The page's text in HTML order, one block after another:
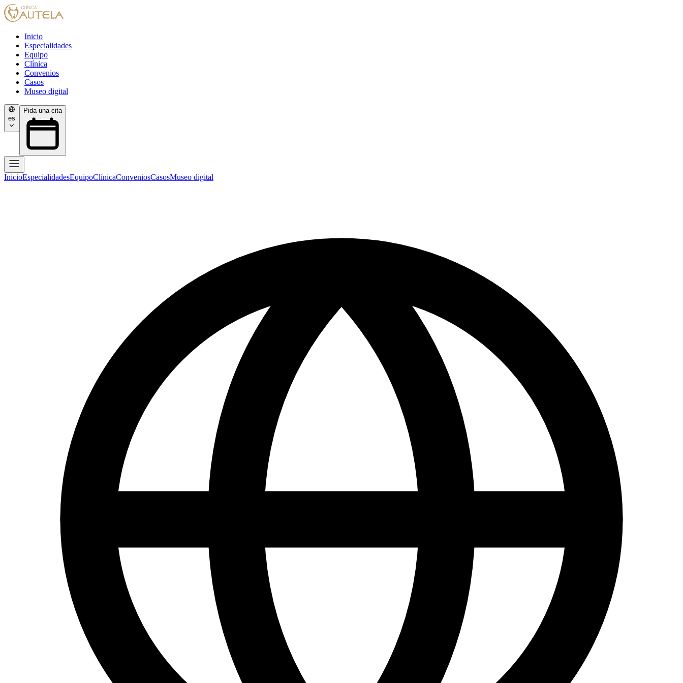
Inicio
Especialidades
Equipo
Clínica
Convenios
Casos
Museo digital
es
Pida una cita
InicioEspecialidadesEquipoClínicaConveniosCasosMuseo digital